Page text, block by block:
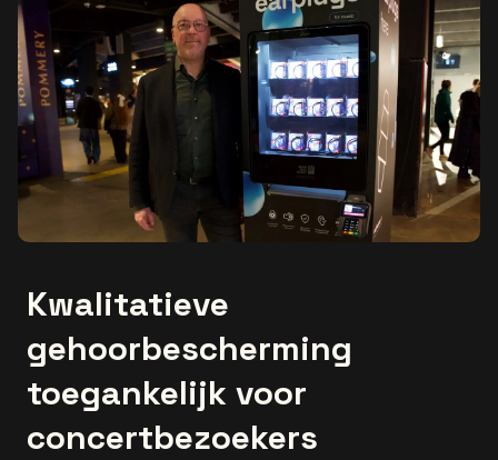
Kwalitatieve
gehoorbescherming
toegankelijk voor
concertbezoekers